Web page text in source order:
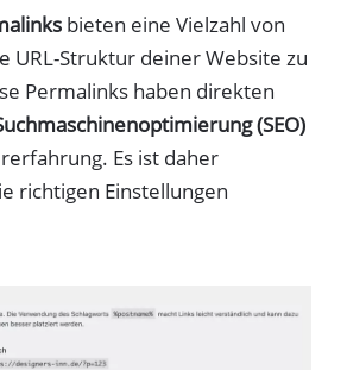
bieten eine Vielzahl von
URL-Struktur deiner Website zu
Permalinks haben direkten
(SEO)
Es ist daher
richtigen Einstellungen